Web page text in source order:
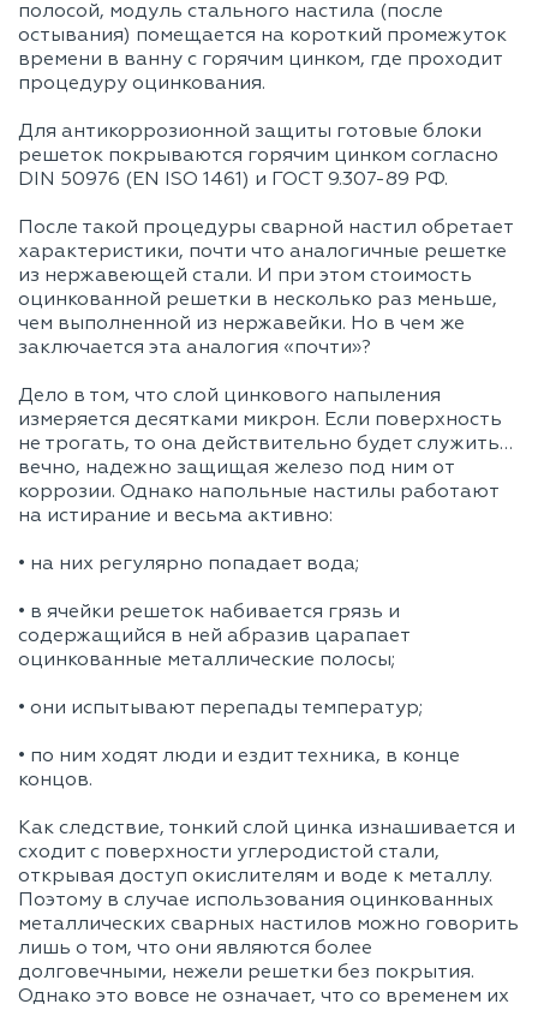
полосой, модуль стального настила (после
остывания) помещается на короткий промежуток
времени в ванну с горячим цинком, где проходит
процедуру оцинкования.
Для антикоррозионной защиты готовые блоки
решеток покрываются горячим цинком согласно
DIN 50976 (EN ISO 1461) и ГОСТ 9.307-89 РФ.
После такой процедуры сварной настил обретает
характеристики, почти что аналогичные решетке
из нержавеющей стали. И при этом стоимость
оцинкованной решетки в несколько раз меньше,
чем выполненной из нержавейки. Но в чем же
заключается эта аналогия «почти»?
Дело в том, что слой цинкового напыления
измеряется десятками микрон. Если поверхность
не трогать, то она действительно будет служить…
вечно, надежно защищая железо под ним от
коррозии. Однако напольные настилы работают
на истирание и весьма активно:
• на них регулярно попадает вода;
• в ячейки решеток набивается грязь и
содержащийся в ней абразив царапает
оцинкованные металлические полосы;
• они испытывают перепады температур;
• по ним ходят люди и ездит техника, в конце
концов.
Как следствие, тонкий слой цинка изнашивается и
сходит с поверхности углеродистой стали,
открывая доступ окислителям и воде к металлу.
Поэтому в случае использования оцинкованных
металлических сварных настилов можно говорить
лишь о том, что они являются более
долговечными, нежели решетки без покрытия.
Однако это вовсе не означает, что со временем их